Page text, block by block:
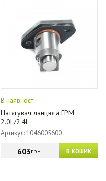
В наявності
Натягувач ланцюга ГРМ
2.0L/2.4L
Артикул: 1046005600
В КОШИК
603грн.